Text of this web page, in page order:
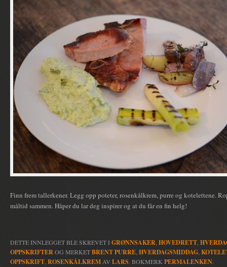
Finn frem tallerkener. Legg opp poteter, rosenkålkrem, purre og kotelettene.
måltid sammen. Håper du lar deg inspirer og at du får en fin helg!
DETTE INNLEGGET BLE SKREVET I GRØNNSAKER, HOVEDRETT,
OPPSKRIFTEROG MERKETBRENT PURRE, HVERDAGSMIDDAG,
OPPSKRIFT, ROSENKÅLKREMAV LARS. BOKMERKPERMALENKEN.